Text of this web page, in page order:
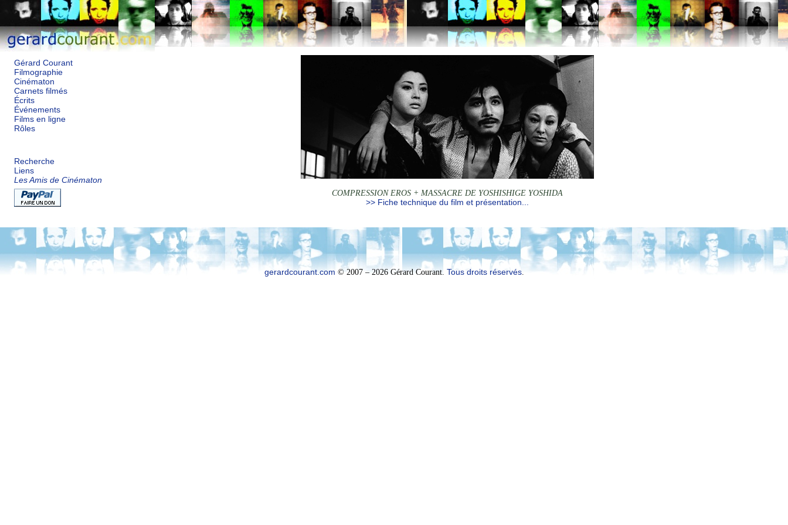
Gérard Courant
Filmographie
Cinématon
Carnets filmés
Écrits
Événements
Films en ligne
Rôles
Recherche
Liens
Les Amis de Cinématon
COMPRESSION EROS + MASSACRE DE YOSHISHIGE YOSHIDA
>> Fiche technique du film et présentation...
gerardcourant.com © 2007 – 2026 Gérard Courant. Tous droits réservés.